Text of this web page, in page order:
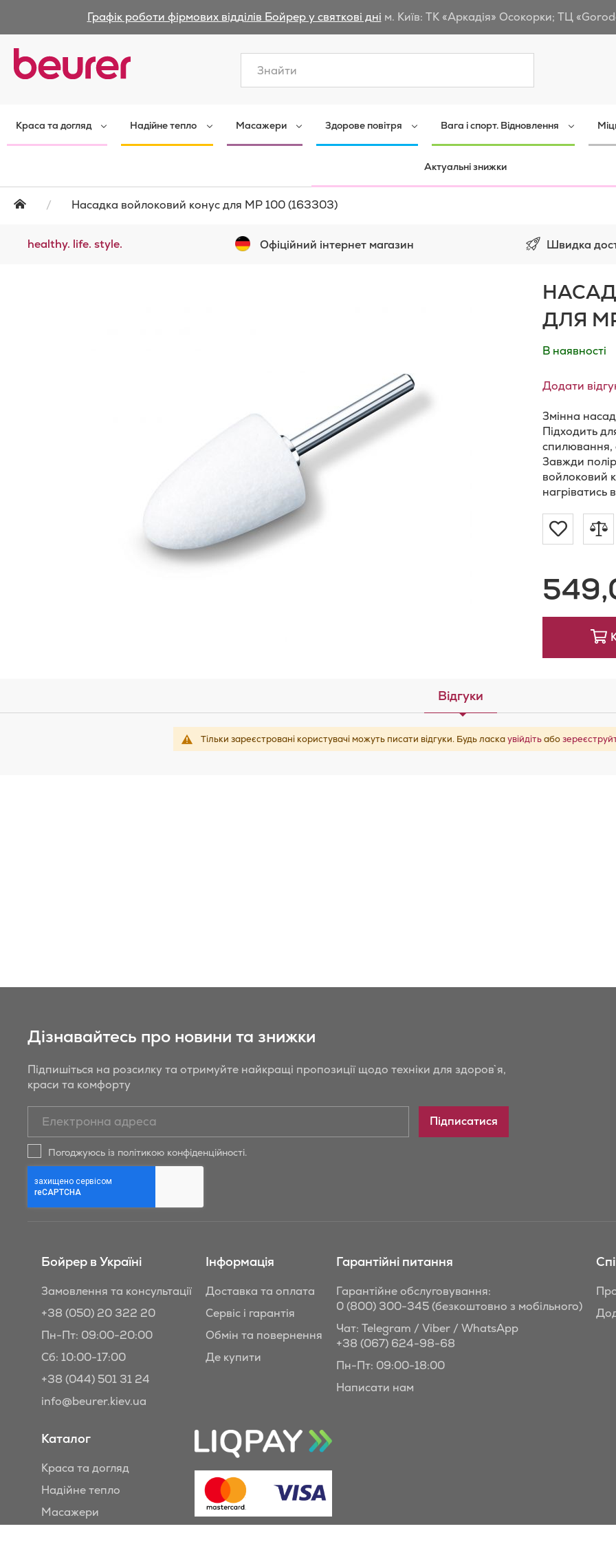
Графік роботи фірмових відділів Бойрер у святкові дні м. Київ: ТК «Аркадія» Осокорки; ТЦ
Пошук
Закрити
Краса та догляд Надійне тепло Масажери Здорове повітря Вага і спорт. Відновлення
Актуальні знижки
Насадка войлоковий конус для MP 100 (163303)
healthy. life. style. Офіційний інтернет магазин Швидка
ДЛЯ
В наявності
Додати
Змінна
Підходить
спилювання,
Завжди
войлоковий
нагріватись
Додати
Списку
Відгуки
Тільки зареєстровані користувачі можуть писати відгуки. Будь ласкаувійдітьабо
Дізнавайтесь про новини та знижки
Підпишіться на розсилку та отримуйте найкращі пропозиції щодо техніки для здоров`я,
краси та комфорту
новини
та
Бойрер:
Підписатися
Погоджуюсь із політикою конфіденційності.
Бойрер в Україні
Замовлення та консультації
+38 (050) 20 322 20
Пн-Пт: 09:00-20:00
Сб: 10:00-17:00
+38 (044) 501 31 24
info@beurer.kiev.ua
Інформація
Доставка та оплата
Сервіс і гарантія
Обмін та повернення
Де купити
Гарантійні питання
Гарантійне обслуговування:
0 (800) 300-345(безкоштовно з мобільного)
Чат: Telegram / Viber / WhatsApp
+38 (067) 624-98-68
Пн-Пт: 09:00-18:00
Написати нам
Каталог
Краса та догляд
Надійне тепло
Масажери